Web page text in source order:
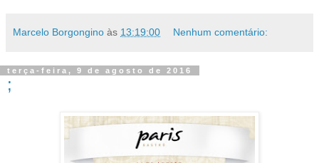
Marcelo Borgongino às 13:19:00 Nenhum comentário:
terça-feira, 9 de agosto de 2016
;